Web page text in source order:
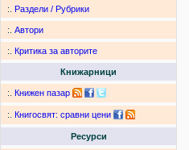
:. Раздели / Рубрики
:. Автори
:. Критика за авторите
Книжарници
:. Книжен пазар
:. Книгосвят: сравни цени
Ресурси